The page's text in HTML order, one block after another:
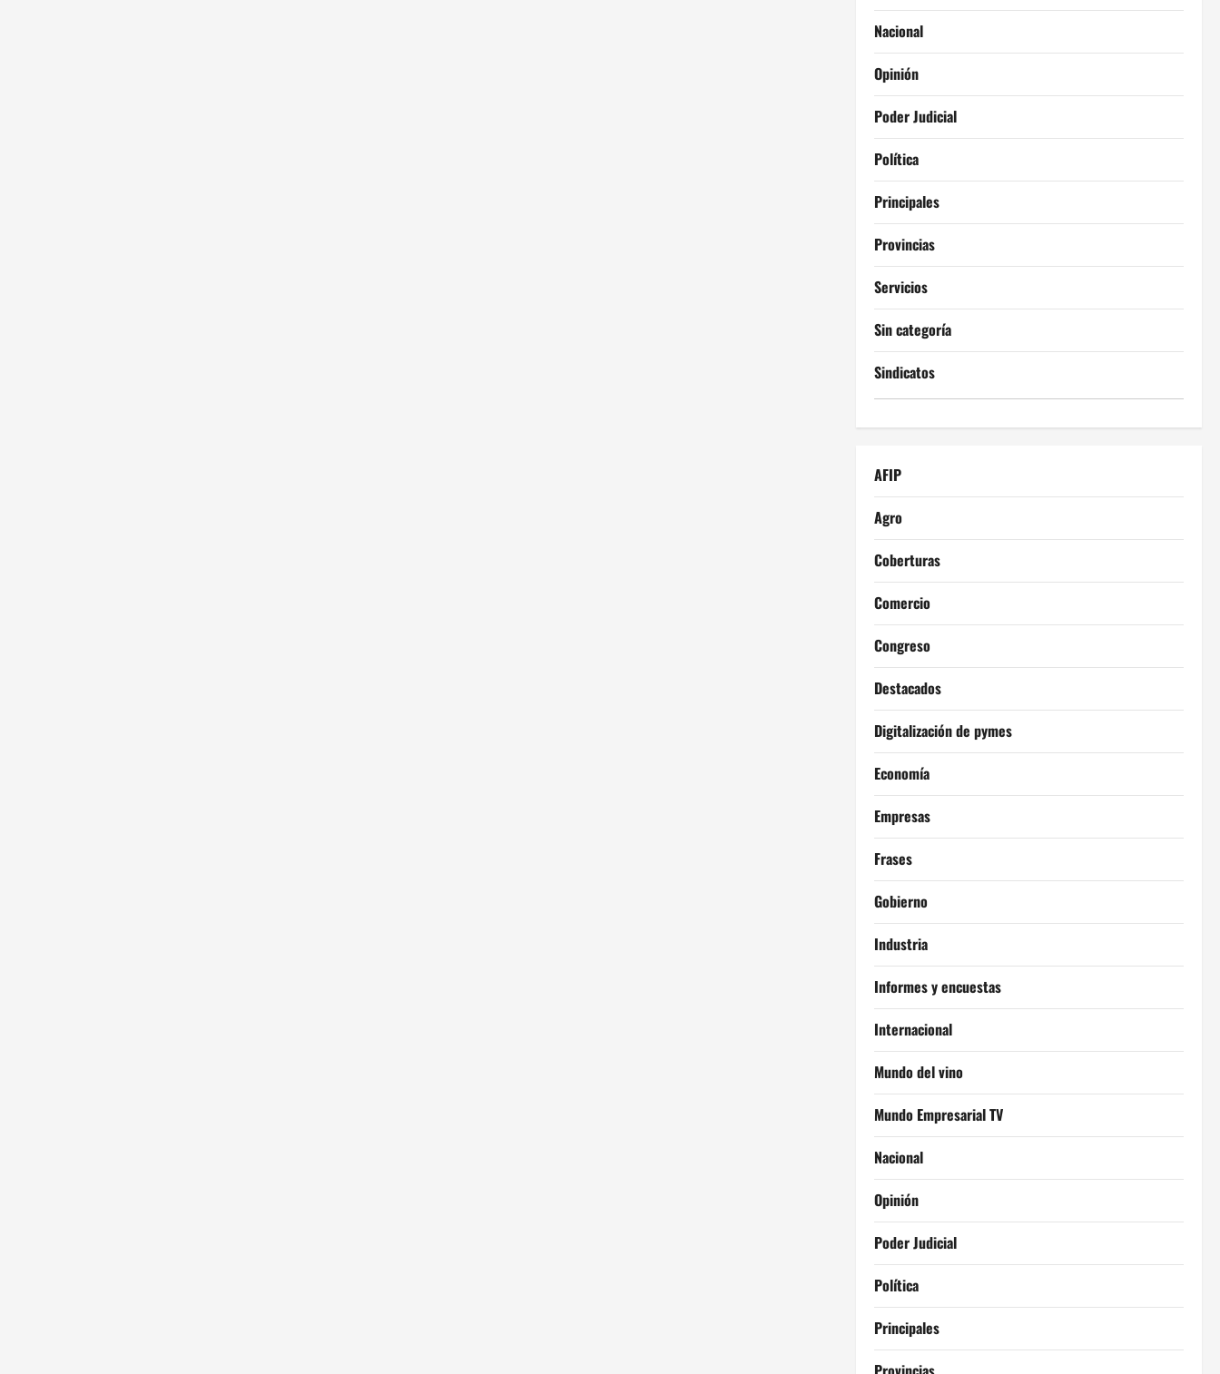
Nacional
Opinión
Poder Judicial
Política
Principales
Provincias
Servicios
Sin categoría
Sindicatos
AFIP
Agro
Coberturas
Comercio
Congreso
Destacados
Digitalización de pymes
Economía
Empresas
Frases
Gobierno
Industria
Informes y encuestas
Internacional
Mundo del vino
Mundo Empresarial TV
Nacional
Opinión
Poder Judicial
Política
Principales